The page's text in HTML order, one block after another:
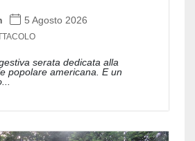
5 Agosto 2026
serata dedicata alla
popolare americana. E un